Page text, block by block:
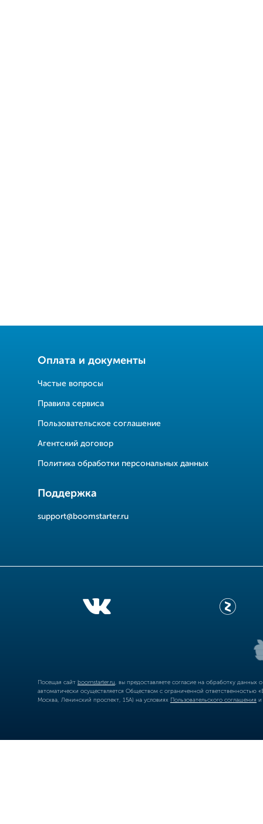
Оплата и документы
Частые вопросы
Правила сервиса
Пользовательское соглашение
Агентский договор
Политика обработки персональных данных
Поддержка
support@boomstarter.ru
Посещая сайт boomstarter.ru , вы предоставляете согласие на обработку
автоматически осуществляется Обществом с ограниченной
Москва, Ленинский проспект, 15А) на условиях Пользовательского соглашения и